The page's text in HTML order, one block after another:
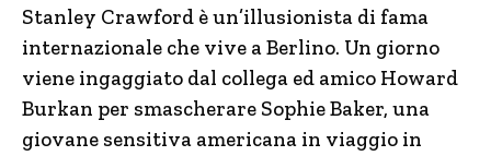
Stanley Crawford è un’illusionista di fama
internazionale che vive a Berlino. Un giorno
viene ingaggiato dal collega ed amico Howard
Burkan per smascherare Sophie Baker, una
giovane sensitiva americana in viaggio in